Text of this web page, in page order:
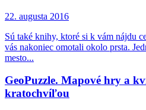
22. augusta 2016
Sú také knihy, ktoré si k vám nájdu
vás nakoniec omotali okolo prsta.
mesto...
GeoPuzzle. Mapové hry a
kratochvíľou